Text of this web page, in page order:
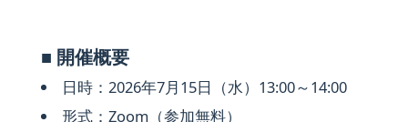
■ 開催概要
日時：2026年7月15日 ​（水）​ 13:00～14:00
形式：Zoom​（参加無料）